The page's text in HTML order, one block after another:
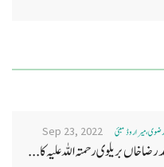
، میرا روڈ ممبئی Sep 23, 2022
خاں بر یلو ی رحمتہ اللہ علیہ کا...